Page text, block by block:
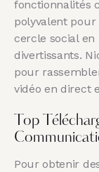
fonctionnalités
polyvalent
cercle social
divertissants.
pour
vidéo en direct
Top
Pour obtenir